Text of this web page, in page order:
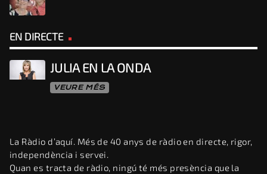
EN DIRECTE
JULIA EN LA ONDA
VEURE MÉS
La Ràdio d’aquí. Més de 40 anys de ràdio en directe, rigor,
independència i servei.
Quan es tracta de ràdio, ningú té més presència que la